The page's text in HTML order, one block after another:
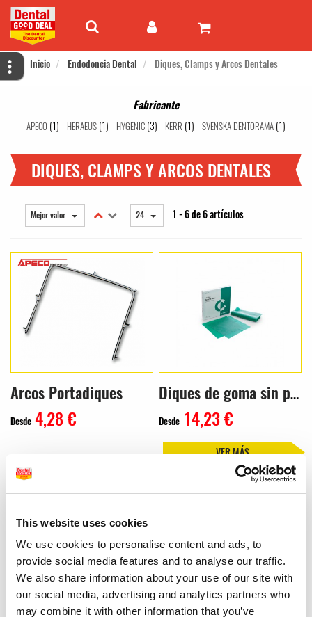
This website uses cookies
We use cookies to personalise content and ads, to
provide social media features and to analyse our traffic.
We also share information about your use of our site with
our social media, advertising and analytics partners who
may combine it with other information that you’ve
Inicio Endodoncia Dental Diques, Clamps y Arcos Dentales
Fabricante
APECO (1) HERAEUS (1) HYGENIC (3) KERR (1) SVENSKA DENTORAMA (1)
DIQUES, CLAMPS Y ARCOS DENTALES
Mejor valor 24 1 - 6 de 6 artículos
Arcos Portadiques
Desde 4,28 €
Diques de goma sin polvo Hysolate – Color Verde (36 uds.)
Desde 14,23 €
VER MÁS
Diques OptiDam Clamps System 9